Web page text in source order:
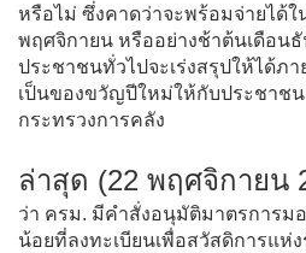
หรือไม่ ซึ่งคาดว่าจะพร้อมจ่ายได้ใ
พฤศจิกายน หรืออย่างช้าต้นเดือน
ประชาชนทั่วไปจะเร่งสรุปให้ได้ภ
เป็นของขวัญปีใหม่ให้กับประชาช
กระทรวงการคลัง
ล่าสุด (22 พฤศจิกายน
ว่า ครม. มีคำสั่งอนุมัติมาตรการม
น้อยที่ลงทะเบียนเพื่อสวัสดิการแห่